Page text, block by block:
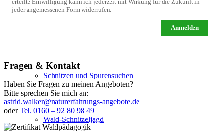
Schnitzen und Spurensuchen
Wald-Schnitzeljagd
erteilte Einwilligung kann ich jederzeit mit Wirkung für die Zukunft in
jeder angemessenen Form widerrufen.
Anmelden
Fragen & Kontakt
Haben Sie Fragen zu meinen Angeboten?
Bitte sprechen Sie mich an:
astrid.walker@naturerfahrungs-angebote.de
oderTel. 0160 – 92 80 98 49